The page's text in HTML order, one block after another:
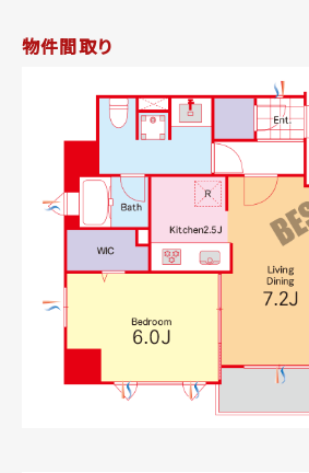
物件間取り